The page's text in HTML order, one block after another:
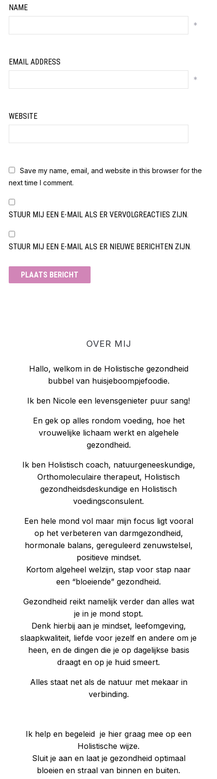
NAME
*
EMAIL ADDRESS
*
WEBSITE
Save my name, email, and website in this browser for the
next time I comment.
STUUR MIJ EEN E-MAIL ALS ER VERVOLGREACTIES ZIJN.
STUUR MIJ EEN E-MAIL ALS ER NIEUWE BERICHTEN ZIJN.
OVER MIJ
Hallo, welkom in de Holistische gezondheid
bubbel van huisjeboompjefoodie.
Ik ben Nicole een levensgenieter puur sang!
En gek op alles rondom voeding, hoe het
vrouwelijke lichaam werkt en algehele
gezondheid.
Ik ben Holistisch coach, natuurgeneeskundige,
Orthomoleculaire therapeut, Holistisch
gezondheidsdeskundige en Holistisch
voedingsconsulent.
Een hele mond vol maar mijn focus ligt vooral
op het verbeteren van darmgezondheid,
hormonale balans, gereguleerd zenuwstelsel,
positieve mindset.
Kortom algeheel welzijn, stap voor stap naar
een “bloeiende” gezondheid.
Gezondheid reikt namelijk verder dan alles wat
je in je mond stopt.
Denk hierbij aan je mindset, leefomgeving,
slaapkwaliteit, liefde voor jezelf en andere om je
heen, en de dingen die je op dagelijkse basis
draagt en op je huid smeert.
Alles staat net als de natuur met mekaar in
verbinding.
Ik help en begeleid je hier graag mee op een
Holistische wijze.
Sluit je aan en laat je gezondheid optimaal
bloeien en straal van binnen en buiten.